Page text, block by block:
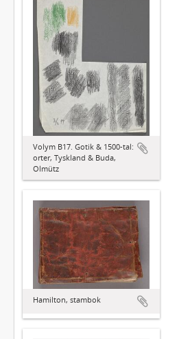
Volym B17. Gotik & 1500-tal:
orter, Tyskland & Buda,
Olmütz
Hamilton, stambok